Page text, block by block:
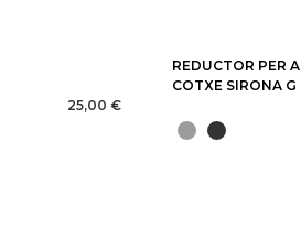
25,00 €
REDUCTOR PER
COTXE SIRONA